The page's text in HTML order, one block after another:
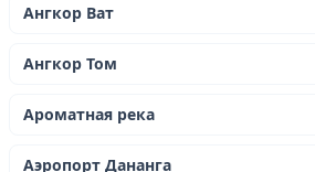
Ангкор Ват
Ангкор Том
Ароматная река
Аэропорт Дананга